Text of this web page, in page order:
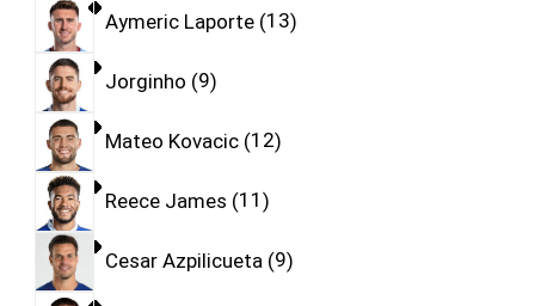
Aymeric Laporte 13
Jorginho 9
Mateo Kovacic 12
Reece James 11
Cesar Azpilicueta 9